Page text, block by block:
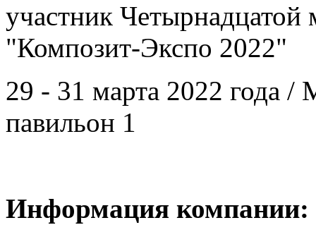
участник
"Композит-Экспо 2022"
29 - 31 марта 2022 года
павильон 1
Информация компании: